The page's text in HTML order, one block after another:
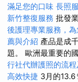
滿足您的口味 長照
新竹整復服務 批發
後護理專業服務，
薦與介紹 產品是成
題。 歐洲最重要的
行社代辦護照的流
高效快捷 3月的13.6